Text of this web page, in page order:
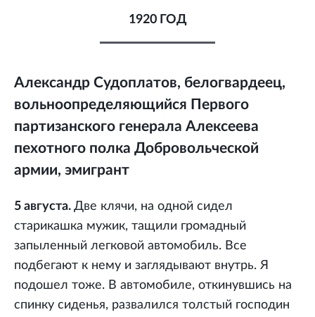
1920 ГОД
Александр Судоплатов, белогвардеец,
вольноопределяющийся Первого
партизанского генерала Алексеева
пехотного полка Добровольческой
армии, эмигрант
5 августа. Две клячи, на одной сидел
старикашка мужик, тащили громадный
запыленный легковой автомобиль. Все
подбегают к нему и заглядывают внутрь. Я
подошел тоже. В автомобиле, откинувшись на
спинку сиденья, развалился толстый господин